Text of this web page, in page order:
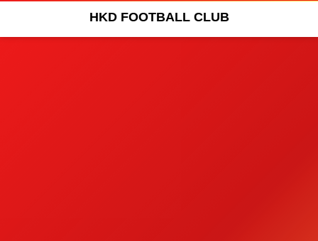
HKD FOOTBALL CLUB